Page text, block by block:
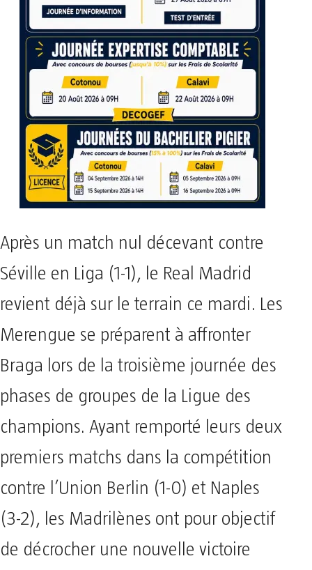
Après un match nul décevant contre
Séville en Liga (1-1), le Real Madrid
revient déjà sur le terrain ce mardi. Les
Merengue se préparent à affronter
Braga lors de la troisième journée des
phases de groupes de la Ligue des
champions. Ayant remporté leurs deux
premiers matchs dans la compétition
contre l’Union Berlin (1-0) et Naples
(3-2), les Madrilènes ont pour objectif
de décrocher une nouvelle victoire